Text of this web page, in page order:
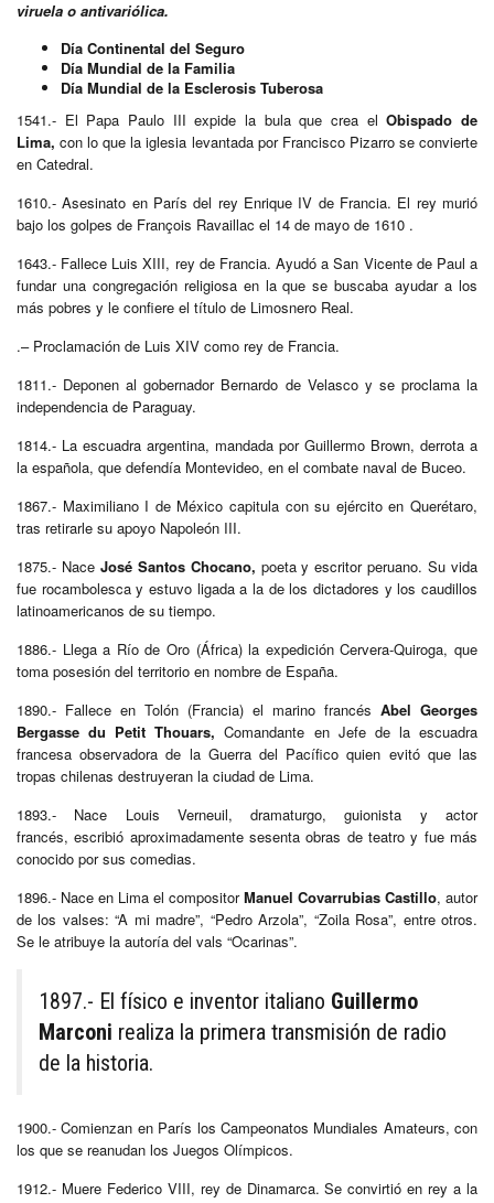
viruela o antivariólica.
Día Continental del Seguro
Día Mundial de la Familia
Día Mundial de la Esclerosis Tuberosa
1541.- El Papa Paulo III expide la bula que crea elObispado de
Lima, con lo que la iglesia levantada por Francisco Pizarro se convierte
en Catedral.
1610.- Asesinato en París del rey Enrique IV de Francia. El rey murió
bajo los golpes de François Ravaillac el 14 de mayo de 1610 .
1643.- Fallece Luis XIII, rey de Francia. Ayudó a San Vicente de Paul a
fundar una congregación religiosa en la que se buscaba ayudar a los
más pobres y le confiere el título de Limosnero Real.
.– Proclamación de Luis XIV como rey de Francia.
1811.- Deponen al gobernador Bernardo de Velasco y se proclama la
independencia de Paraguay.
1814.- La escuadra argentina, mandada por Guillermo Brown, derrota a
la española, que defendía Montevideo, en el combate naval de Buceo.
1867.- Maximiliano I de México capitula con su ejército en Querétaro,
tras retirarle su apoyo Napoleón III.
1875.- NaceJosé Santos Chocano, poeta y escritor peruano. Su vida
fue rocambolesca y estuvo ligada a la de los dictadores y los caudillos
latinoamericanos de su tiempo.
1886.- Llega a Río de Oro (África) la expedición Cervera-Quiroga, que
toma posesión del territorio en nombre de España.
1890.- Fallece en Tolón (Francia) el marino francés Abel Georges
Bergasse du Petit Thouars, Comandante en Jefe de la escuadra
francesa observadora de la Guerra del Pacífico quien evitó que las
tropas chilenas destruyeran la ciudad de Lima.
1893.- Nace Louis Verneuil,dramaturgo, guionista y actor
francés,escribió aproximadamente sesenta obras de teatro y fue más
conocido por sus comedias.
1896.- Nace en Lima el compositorManuel Covarrubias Castillo, autor
de los valses: “A mi madre”, “Pedro Arzola”, “Zoila Rosa”, entre otros.
Se le atribuye la autoría del vals “Ocarinas”.
1897.- El físico e inventor italiano Guillermo
Marconi realiza la primera transmisión de radio
de la historia.
1900.- Comienzan en París los Campeonatos Mundiales Amateurs, con
los que se reanudan los Juegos Olímpicos.
1912.- Muere Federico VIII, rey de Dinamarca. Se convirtió en rey a la